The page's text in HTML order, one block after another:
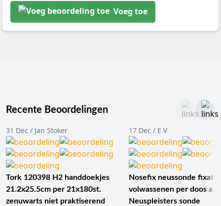
Voeg toe
Recente Beoordelingen
31 Dec / Jan Stoker
Tork 120398 H2 handdoekjes
21.2x25.5cm per 21x180st.
zenuwarts niet praktiserend
17 Dec / E V
Nosefix neussonde
volwassenen per doos a
Neuspleisters sonde